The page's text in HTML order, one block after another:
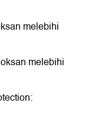
melebihi
melebihi